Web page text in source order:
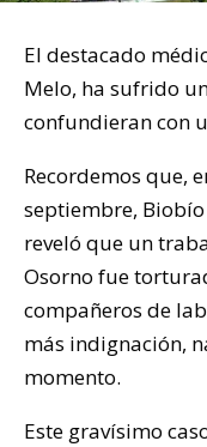
El destacado
Melo, ha sufrido
confundieran con
Recordemos que,
septiembre,
reveló que un
Osorno fue
compañeros de
más indignación,
momento.
Este gravísimo